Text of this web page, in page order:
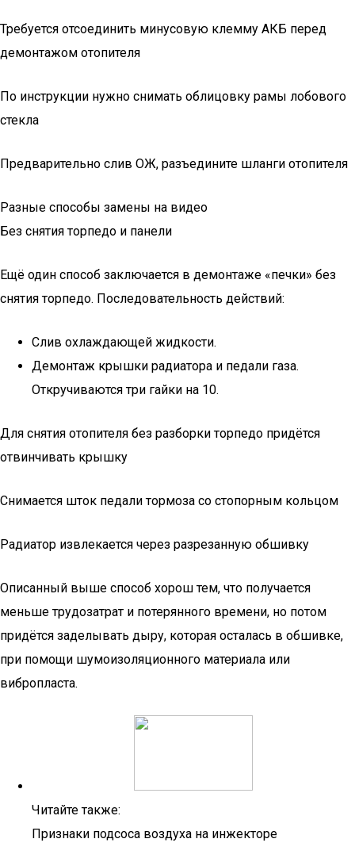
Требуется отсоединить минусовую клемму АКБ перед
демонтажом отопителя
По инструкции нужно снимать облицовку рамы лобового
стекла
Предварительно слив ОЖ, разъедините шланги отопителя
Разные способы замены на видео
Без снятия торпедо и панели
Ещё один способ заключается в демонтаже «печки» без
снятия торпедо. Последовательность действий:
Слив охлаждающей жидкости.
Демонтаж крышки радиатора и педали газа.
Откручиваются три гайки на 10.
Для снятия отопителя без разборки торпедо придётся
отвинчивать крышку
Снимается шток педали тормоза со стопорным кольцом
Радиатор извлекается через разрезанную обшивку
Описанный выше способ хорош тем, что получается
меньше трудозатрат и потерянного времени, но потом
придётся заделывать дыру, которая осталась в обшивке,
при помощи шумоизоляционного материала или
вибропласта.
Читайте также:
Признаки подсоса воздуха на инжекторе